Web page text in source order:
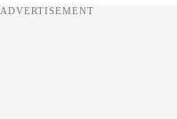
ADVERTISEMENT